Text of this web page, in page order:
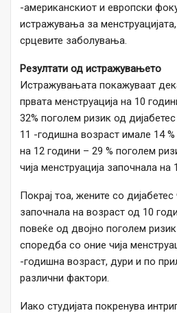
-американскиот и европски
истражувања за
срцевите заболувања.
Резултати од истражувањето
Истражувањата покажуваат
првата менструација на 10
32% поголем ризик од
11 -годишна возраст имале 14
на 12 години – 29 % поголем
чија менструација започнала
Покрај тоа, жените со дијабетес
започнала на возраст од 10
повеќе од двојно поголем
споредба со оние чија
-годишна возраст, дури и по
различни фактори.
Иако студијата покренува